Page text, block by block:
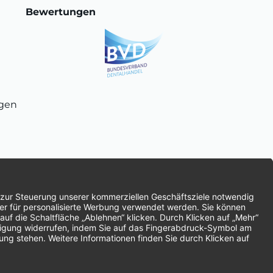
Bewertungen